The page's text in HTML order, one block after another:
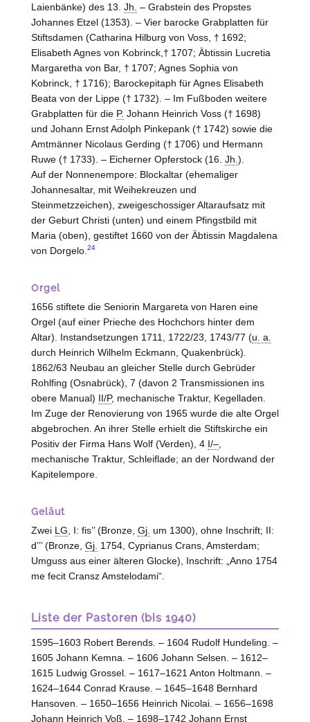
Laienbänke) des 13. Jh. – Grabstein des Propstes
Johannes Etzel(1353). – Vier barocke Grabplatten für
Stiftsdamen (Catharina Hilburg von Voss, † 1692;
Elisabeth Agnes von Kobrinck,† 1707; Äbtissin Lucretia
Margaretha von Bar, † 1707; Agnes Sophia von
Kobrinck, † 1716); Barockepitaph für Agnes Elisabeth
Beata von der Lippe(† 1732). – Im Fußboden weitere
Grabplatten für die P. Johann Heinrich Voss († 1698)
und Johann Ernst Adolph Pinkepank († 1742) sowie die
Amtmänner Nicolaus Gerding († 1706) und Hermann
Ruwe († 1733). – Eicherner Opferstock (16. Jh. ).
Auf der Nonnenempore: Blockaltar (ehemaliger
Johannesaltar, mit Weihekreuzen und
Steinmetzzeichen), zweigeschossiger Altaraufsatz mit
der Geburt Christi (unten) und einem Pfingstbild mit
Maria (oben), gestiftet 1660 von der Äbtissin Magdalena
von Dorgelo. 24
Orgel
1656 stiftete die Seniorin Margareta von Haren eine
Orgel (auf einer Prieche des Hochchors hinter dem
Altar). Instandsetzungen 1711, 1722/23, 1743/77 (u. a.
durch Heinrich Wilhelm Eckmann, Quakenbrück).
1862/63 Neubau an gleicher Stelledurch Gebrüder
Rohlfing (Osnabrück), 7 (davon 2 Transmissionen ins
obere Manual) II/P, mechanische Traktur, Kegelladen.
Im Zuge der Renovierung von 1965 wurde die alte Orgel
abgebrochen. An ihrer Stelleerhielt die Stiftskirche ein
Positiv der Firma Hans Wolf (Verden), 4 I/–,
mechanische Traktur, Schleiflade; an der Nordwand der
Kapitelempore.
Geläut
Zwei LG , I: fis’’ (Bronze, Gj. um 1300), ohne Inschrift; II:
d’’’ (Bronze, Gj. 1754, Cyprianus Crans, Amsterdam;
Umguss aus einer älteren Glocke), Inschrift: „Anno 1754
me fecit Cransz Amstelodami“.
Liste der Pastoren (bis 1940)
1595–1603 Robert Berends. – 1604 Rudolf Hundeling. –
1605 Johann Kemna. – 1606 Johann Selsen. – 1612–
1615 Ludwig Grossel. – 1617–1621 Anton Holtmann. –
1624–1644 Conrad Krause. – 1645–1648 Bernhard
Hansoven. – 1650–1656 Heinrich Nicolai. – 1656–1698
Johann Heinrich Voß. – 1698–1742 Johann Ernst